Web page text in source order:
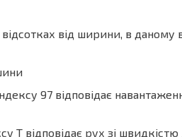
від ширини, в даному
97 відповідає
T відповідає рух зі швидкістю